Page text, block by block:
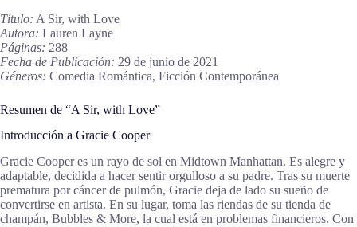
Título: A Sir, with Love
Autora: Lauren Layne
Páginas: 288
Fecha de Publicación: 29 de junio de 2021
Géneros: Comedia Romántica, Ficción Contemporánea
Resumen de “A Sir, with Love”
Introducción a Gracie Cooper
Gracie Cooper es un rayo de sol en Midtown Manhattan. Es alegre y
adaptable, decidida a hacer sentir orgulloso a su padre. Tras su muerte
prematura por cáncer de pulmón, Gracie deja de lado su sueño de
convertirse en artista. En su lugar, toma las riendas de su tienda de
champán, Bubbles & More, la cual está en problemas financieros. Con